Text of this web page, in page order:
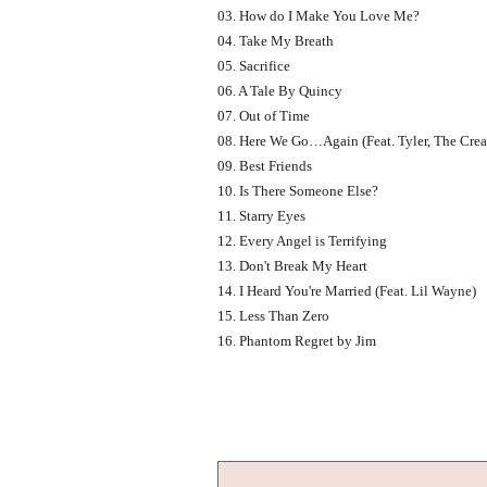
03. How do I Make You Love Me?
04. Take My Breath
05. Sacrifice
06. A Tale By Quincy
07. Out of Time
08. Here We Go…Again (Feat. Tyler, The
09. Best Friends
10. Is There Someone Else?
11. Starry Eyes
12. Every Angel is Terrifying
13. Don't Break My Heart
14. I Heard You're Married (Feat. Lil Wayne)
15. Less Than Zero
16. Phantom Regret by Jim